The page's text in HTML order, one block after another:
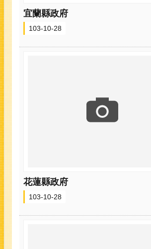
宜蘭縣政府
103-10-28
花蓮縣政府
103-10-28